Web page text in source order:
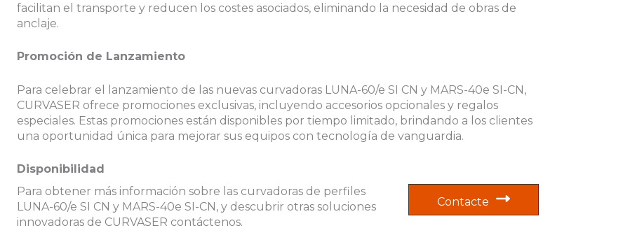
facilitan el transporte y reducen los costes asociados, eliminando la necesidad de obras de
anclaje.
Promoción de Lanzamiento
Para celebrar el lanzamiento de las nuevas curvadoras LUNA-60/e SI CN y MARS-40e SI-CN,
CURVASER ofrece promociones exclusivas, incluyendo accesorios opcionales y regalos
especiales. Estas promociones están disponibles por tiempo limitado, brindando a los clientes
una oportunidad única para mejorar sus equipos con tecnología de vanguardia.
Disponibilidad
Para obtener más información sobre las curvadoras de perfiles
LUNA-60/e SI CN y MARS-40e SI-CN, y descubrir otras soluciones
innovadoras de CURVASER contáctenos.
Contacte